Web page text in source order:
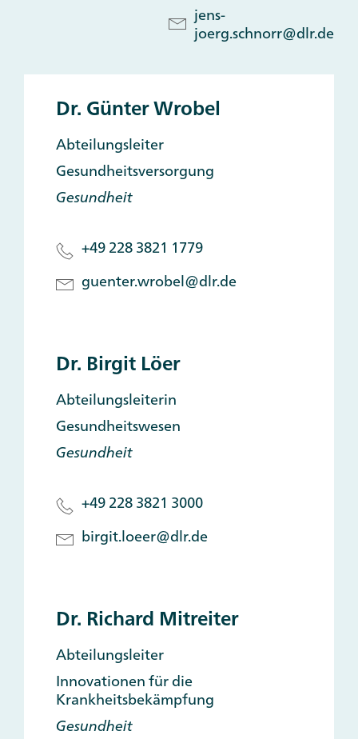
jens-
joerg.schnorr@dlr.de
Dr. Günter Wrobel
Abteilungsleiter
Gesundheitsversorgung
Gesundheit
+49 228 3821 1779
guenter.wrobel@dlr.de
Dr. Birgit Löer
Abteilungsleiterin
Gesundheitswesen
Gesundheit
+49 228 3821 3000
birgit.loeer@dlr.de
Dr. Richard Mitreiter
Abteilungsleiter
Innovationen für die
Krankheitsbekämpfung
Gesundheit